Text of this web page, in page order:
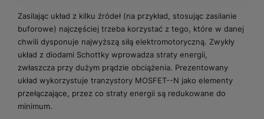
Zasilając układ z kilku źródeł (na przykład, stosując zasilanie
buforowe) najczęściej trzeba korzystać z tego, które w danej
chwili dysponuje najwyższą siłą elektromotoryczną. Zwykły
układ z diodami Schottky wprowadza straty energii,
zwłaszcza przy dużym prądzie obciążenia. Prezentowany
układ wykorzystuje tranzystory MOSFET--N jako elementy
przełączające, przez co straty energii są redukowane do
minimum.